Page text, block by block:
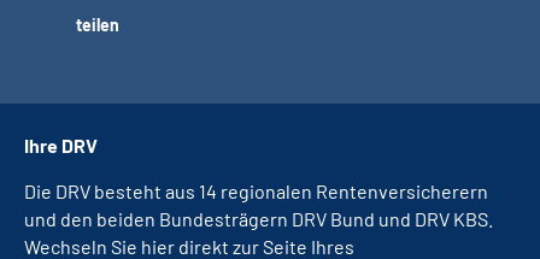
teilen
Ihre DRV
Die DRV besteht aus 14 regionalen Rentenversicherern
und den beiden Bundesträgern DRV Bund und DRV KBS.
Wechseln Sie hier direkt zur Seite Ihres